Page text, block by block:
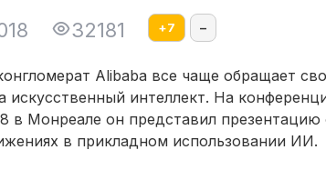
32181 +7 –
Alibaba все чаще обращает
искусственный интеллект. На
в Монреале он представил презентацию
в прикладном использовании ИИ.